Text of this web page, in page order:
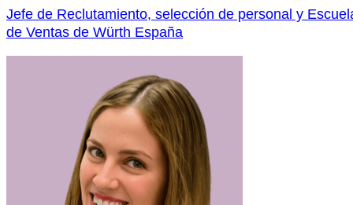
Jefe de Reclutamiento, selección de personal y
de Ventas de Würth España